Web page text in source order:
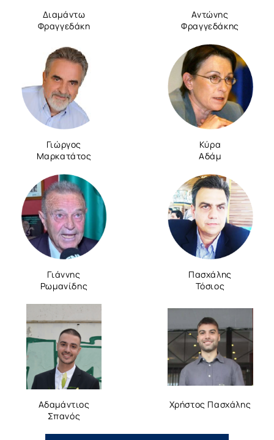
Διαμάντω
Φραγγεδάκη
Αντώνης
Φραγγεδάκης
Γιώργος
Μαρκατάτος
Κύρα
Αδάμ
Γιάννης
Ρωμανίδης
Πασχάλης
Τόσιος
Αδαμάντιος
Σπανός
Χρήστος Πασχάλης